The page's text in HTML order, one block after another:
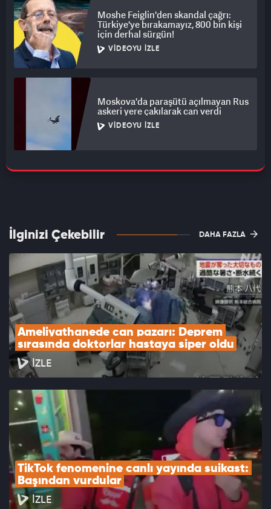
Moshe Feiglin'den skandal çağrı:
Türkiye'ye bırakamayız, 800 bin kişi
için derhal sürgün!
VIDEOYU İZLE
Moskova'da paraşütü açılmayan Rus
askeri yere çakılarak can verdi
VIDEOYU İZLE
İlginizi Çekebilir DAHA FAZLA
Ameliyathanede can pazarı: Deprem
sırasında doktorlar hastaya siper oldu
İZLE
TikTok fenomenine canlı yayında suikast:
Başından vurdular
İZLE